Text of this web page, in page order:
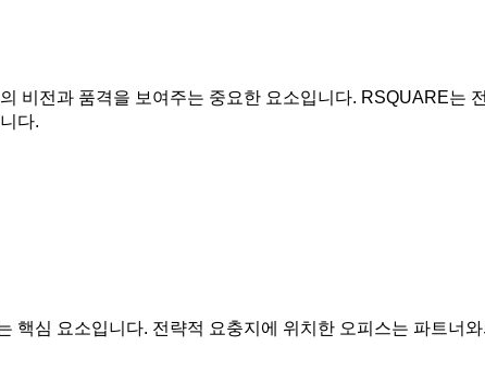
비전과 품격을 보여주는 중요한 요소입니다. RSQUARE는
다.
핵심 요소입니다. 전략적 요충지에 위치한 오피스는 파트너